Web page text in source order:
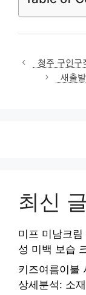
청주 구인구
새출
최신 글
미프 미남크
성 미백 보습
키즈여름이불
상세분석: 소